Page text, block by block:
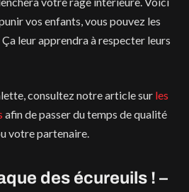
vos enfants, vous pouvez les
leur apprendra à respecter leurs
consultez notre article sur les
afin de passer du temps de qualité
votre partenaire.
des écureuils ! –